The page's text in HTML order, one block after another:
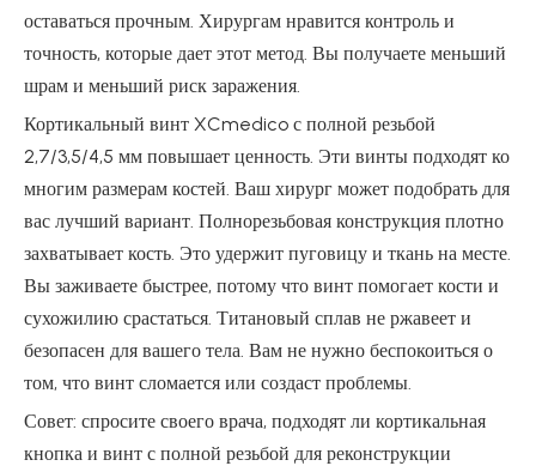
оставаться прочным. Хирургам нравится контроль и
точность, которые дает этот метод. Вы получаете меньший
шрам и меньший риск заражения.
Кортикальный винт XCmedico с полной резьбой
2,7/3,5/4,5 мм повышает ценность. Эти винты подходят ко
многим размерам костей. Ваш хирург может подобрать для
вас лучший вариант. Полнорезьбовая конструкция плотно
захватывает кость. Это удержит пуговицу и ткань на месте.
Вы заживаете быстрее, потому что винт помогает кости и
сухожилию срастаться. Титановый сплав не ржавеет и
безопасен для вашего тела. Вам не нужно беспокоиться о
том, что винт сломается или создаст проблемы.
Совет: спросите своего врача, подходят ли кортикальная
кнопка и винт с полной резьбой для реконструкции